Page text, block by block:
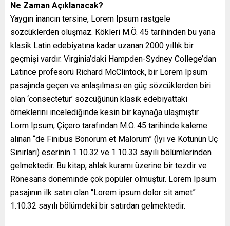
Ne Zaman Açıklanacak?
Yaygın inancın tersine, Lorem Ipsum rastgele
sözcüklerden oluşmaz. Kökleri M.Ö. 45 tarihinden bu yana
klasik Latin edebiyatına kadar uzanan 2000 yıllık bir
geçmişi vardır. Virginia’daki Hampden-Sydney College’dan
Latince profesörü Richard McClintock, bir Lorem Ipsum
pasajında geçen ve anlaşılması en güç sözcüklerden biri
olan ‘consectetur’ sözcüğünün klasik edebiyattaki
örneklerini incelediğinde kesin bir kaynağa ulaşmıştır.
Lorm Ipsum, Çiçero tarafından M.Ö. 45 tarihinde kaleme
alınan “de Finibus Bonorum et Malorum” (İyi ve Kötünün Uç
Sınırları) eserinin 1.10.32 ve 1.10.33 sayılı bölümlerinden
gelmektedir. Bu kitap, ahlak kuramı üzerine bir tezdir ve
Rönesans döneminde çok popüler olmuştur. Lorem Ipsum
pasajının ilk satırı olan “Lorem ipsum dolor sit amet”
1.10.32 sayılı bölümdeki bir satırdan gelmektedir.